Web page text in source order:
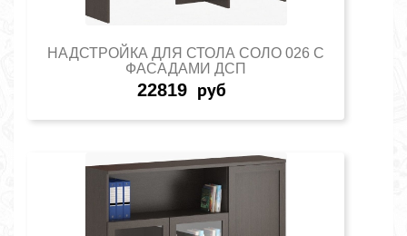
НАДСТРОЙКА ДЛЯ СТОЛА СОЛО 026 С
ФАСАДАМИ ДСП
22819 руб